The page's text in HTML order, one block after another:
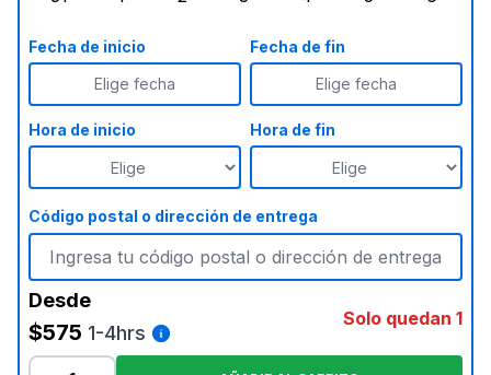
Fecha de inicio
Elige fecha
Fecha de fin
Elige fecha
Hora de inicio Hora de fin
Código postal o dirección de entrega
Desde
$575 1-4hrs
Solo quedan 1